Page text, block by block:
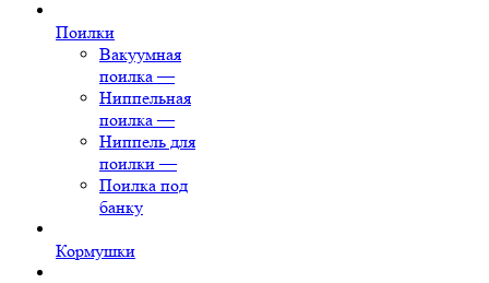
Поилки
Вакуумная
поилка —
Ниппельная
поилка —
Ниппель для
поилки —
Поилка под
банку
Кормушки